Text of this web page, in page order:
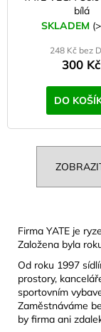
bílá
SKLADEM
248 Kč bez
300 Kč
DO
Firma YATE je
Založena byla
Od roku 1997
prostory,
sportovním
Zaměstnáváme
by firma ani